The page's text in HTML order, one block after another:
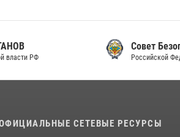
Совет Безопасности
Российской Федерации
СЕТЕВЫЕ РЕСУРСЫ